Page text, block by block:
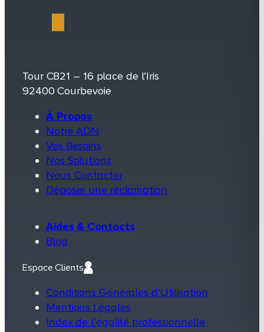
Tour CB21 – 16 place de l’Iris
92400 Courbevoie
À Propos
Notre ADN
Vos Besoins
Nos Solutions
Nous Contacter
Déposer une réclamation
Aides & Contacts
Blog
Espace Clients
Conditions Générales d’Utilisation
Mentions Légales
Index de l’égalité professionnelle